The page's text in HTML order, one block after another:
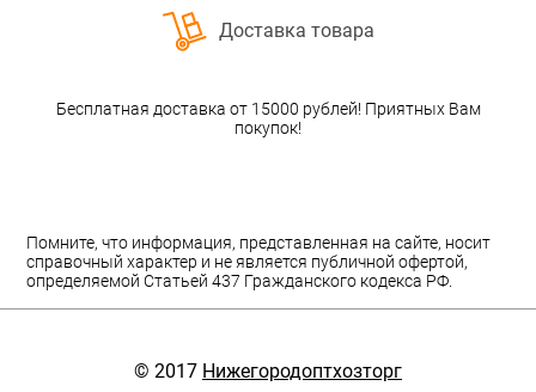
Доставка товара
Бесплатная доставка от 15000 рублей! Приятных Вам
покупок!
Помните, что информация, представленная на сайте, носит
справочный характер и не является публичной офертой,
определяемой Статьей 437 Гражданского кодекса РФ.
© 2017 Нижегородоптхозторг